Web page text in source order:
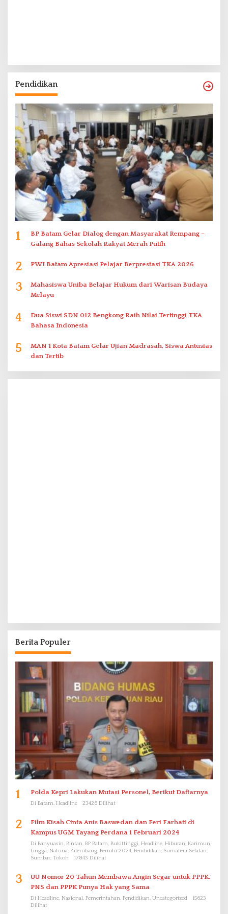
Pendidikan
1
BP Batam Gelar Dialog dengan Masyarakat Rempang –
Galang Bahas Sekolah Rakyat Merah Putih
2 PWI Batam Apresiasi Pelajar Berprestasi TKA 2026
3
Mahasiswa Uniba Belajar Hukum dari Warisan Budaya
Melayu
4
Dua Siswi SDN 012 Bengkong Raih Nilai Tertinggi TKA
Bahasa Indonesia
5
MAN 1 Kota Batam Gelar Ujian Madrasah, Siswa Antusias
dan Tertib
Berita Populer
1 Polda Kepri Lakukan Mutasi Personel, Berikut Daftarnya
Di Batam, Headline 23426 Dilihat
2
Film Kisah Cinta Anis Baswedan dan Feri Farhati di
Kampus UGM Tayang Perdana 1 Februari 2024
Di Banyuasin, Bintan, BP Batam, Bukittinggi, Headline, Hiburan, Karimun,
Lingga, Natuna, Palembang, Pemilu 2024, Pendidikan, Sumatera Selatan,
Sumbar, Tokoh
17843 Dilihat
3
UU Nomor 20 Tahun Membawa Angin Segar untuk PPPK.
PNS dan PPPK Punya Hak yang Sama
Di Headline, Nasional, Pemerintahan, Pendidikan, Uncategorized
15623
Dilihat